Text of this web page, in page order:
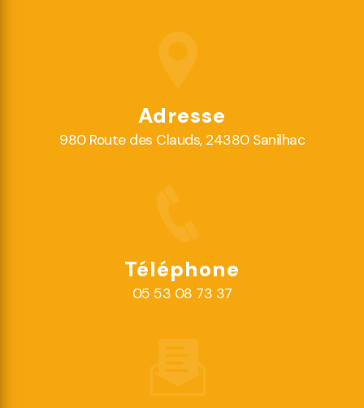
Adresse
980 Route des Clauds, 24380 Sanilhac
Téléphone
05 53 08 73 37